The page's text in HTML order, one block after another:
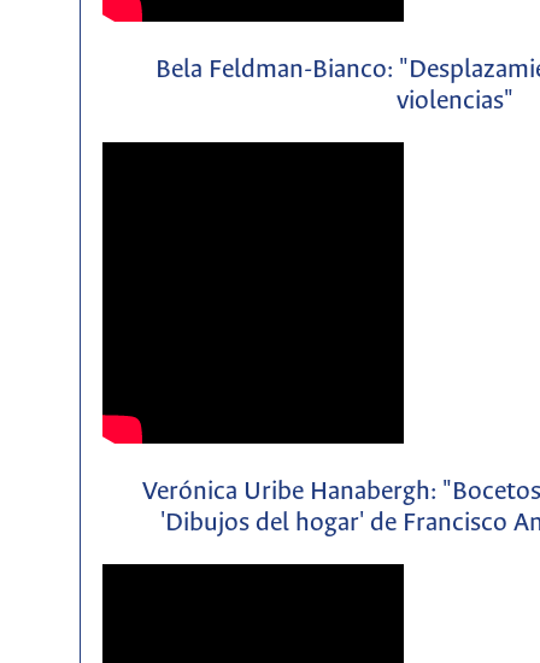
Bela Feldman-Bianco:
violencias"
Verónica Uribe Hanabergh:
'Dibujos del hogar' de Francisco